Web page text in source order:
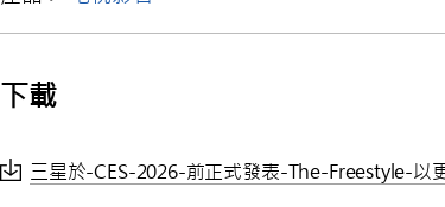
下載
三星於-CES-2026-前正式發表-The-Freestyle-